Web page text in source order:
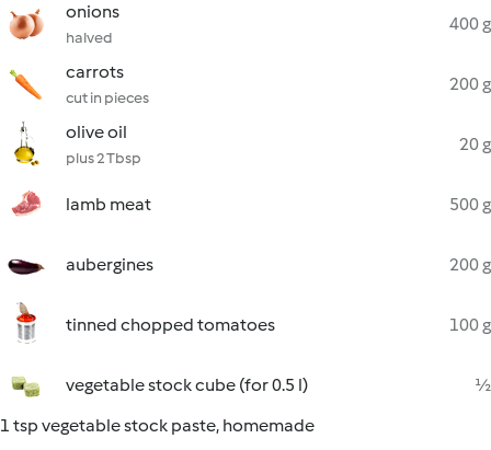
onions
halved
400 g
carrots
cut in pieces
200 g
olive oil
plus 2 Tbsp
20 g
lamb meat 500 g
aubergines 200 g
tinned chopped tomatoes 100 g
vegetable stock cube (for 0.5 l)
½
1 tsp vegetable stock paste, homemade